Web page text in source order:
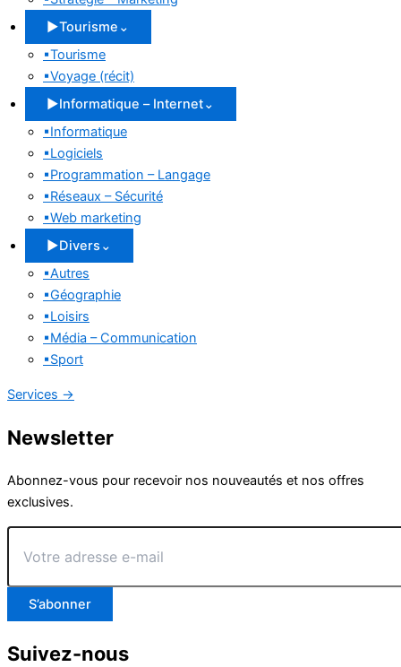
▶Tourisme ⌄
▪Tourisme
▪Voyage (récit)
▶Informatique – Internet⌄
▪Informatique
▪Logiciels
▪Programmation – Langage
▪Réseaux – Sécurité
▪Web marketing
▶Divers ⌄
▪Autres
▪Géographie
▪Loisirs
▪Média – Communication
▪Sport
Services →
Newsletter
Abonnez-vous pour recevoir nos nouveautés et nos offres
exclusives.
Votre
adresse
mail
S’abonner
Suivez-nous